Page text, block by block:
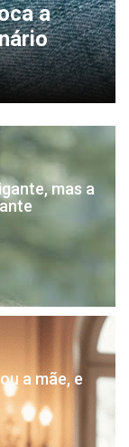
a
mas a
a mãe, e